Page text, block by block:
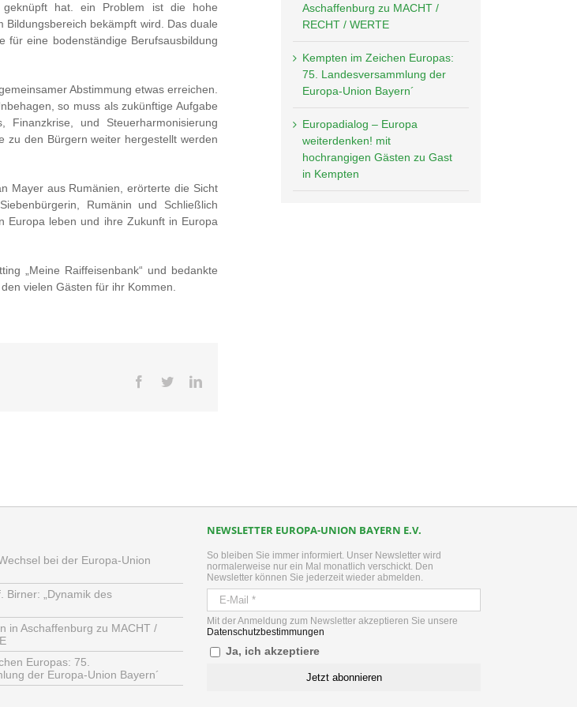
hat. ein Problem ist die hohe
bekämpft wird. Das duale
für eine bodenständige Berufsausbildung
Abstimmung etwas erreichen.
so muss als zukünftige Aufgabe
und Steuerharmonisierung
zu den Bürgern weiter hergestellt werden
Mayer aus Rumänien, erörterte die Sicht
Rumänin und Schließlich
Europa leben und ihre Zukunft in Europa
„Meine Raiffeisenbank“ und bedankte
vielen Gästen für ihr Kommen.
Facebook
TwitterLinkedIn
Aschaffenburg zu MACHT /
RECHT / WERTE
Kempten im Zeichen Europas:
75. Landesversammlung der
Europa-Union Bayern´
Europadialog – Europa
weiterdenken! mit
hochrangigen Gästen zu Gast
in Kempten
bei der Europa-Union
Birner: „Dynamik des
in Aschaffenburg zu MACHT /
Europas: 75.
der Europa-Union Bayern´
NEWSLETTER EUROPA-UNION BAYERN E.V.
So bleiben Sie immer informiert. Unser Newsletter wird
normalerweise nur ein Mal monatlich verschickt. Den
Newsletter können Sie jederzeit wieder abmelden.
Mit der Anmeldung zum Newsletter akzeptieren Sie unsere
Datenschutzbestimmungen
Ja, ich akzeptiere